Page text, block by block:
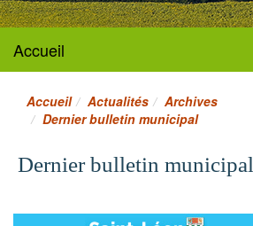
Accueil
Accueil Actualités
Archives
Dernier bulletin municipal
Dernier bulletin municipal